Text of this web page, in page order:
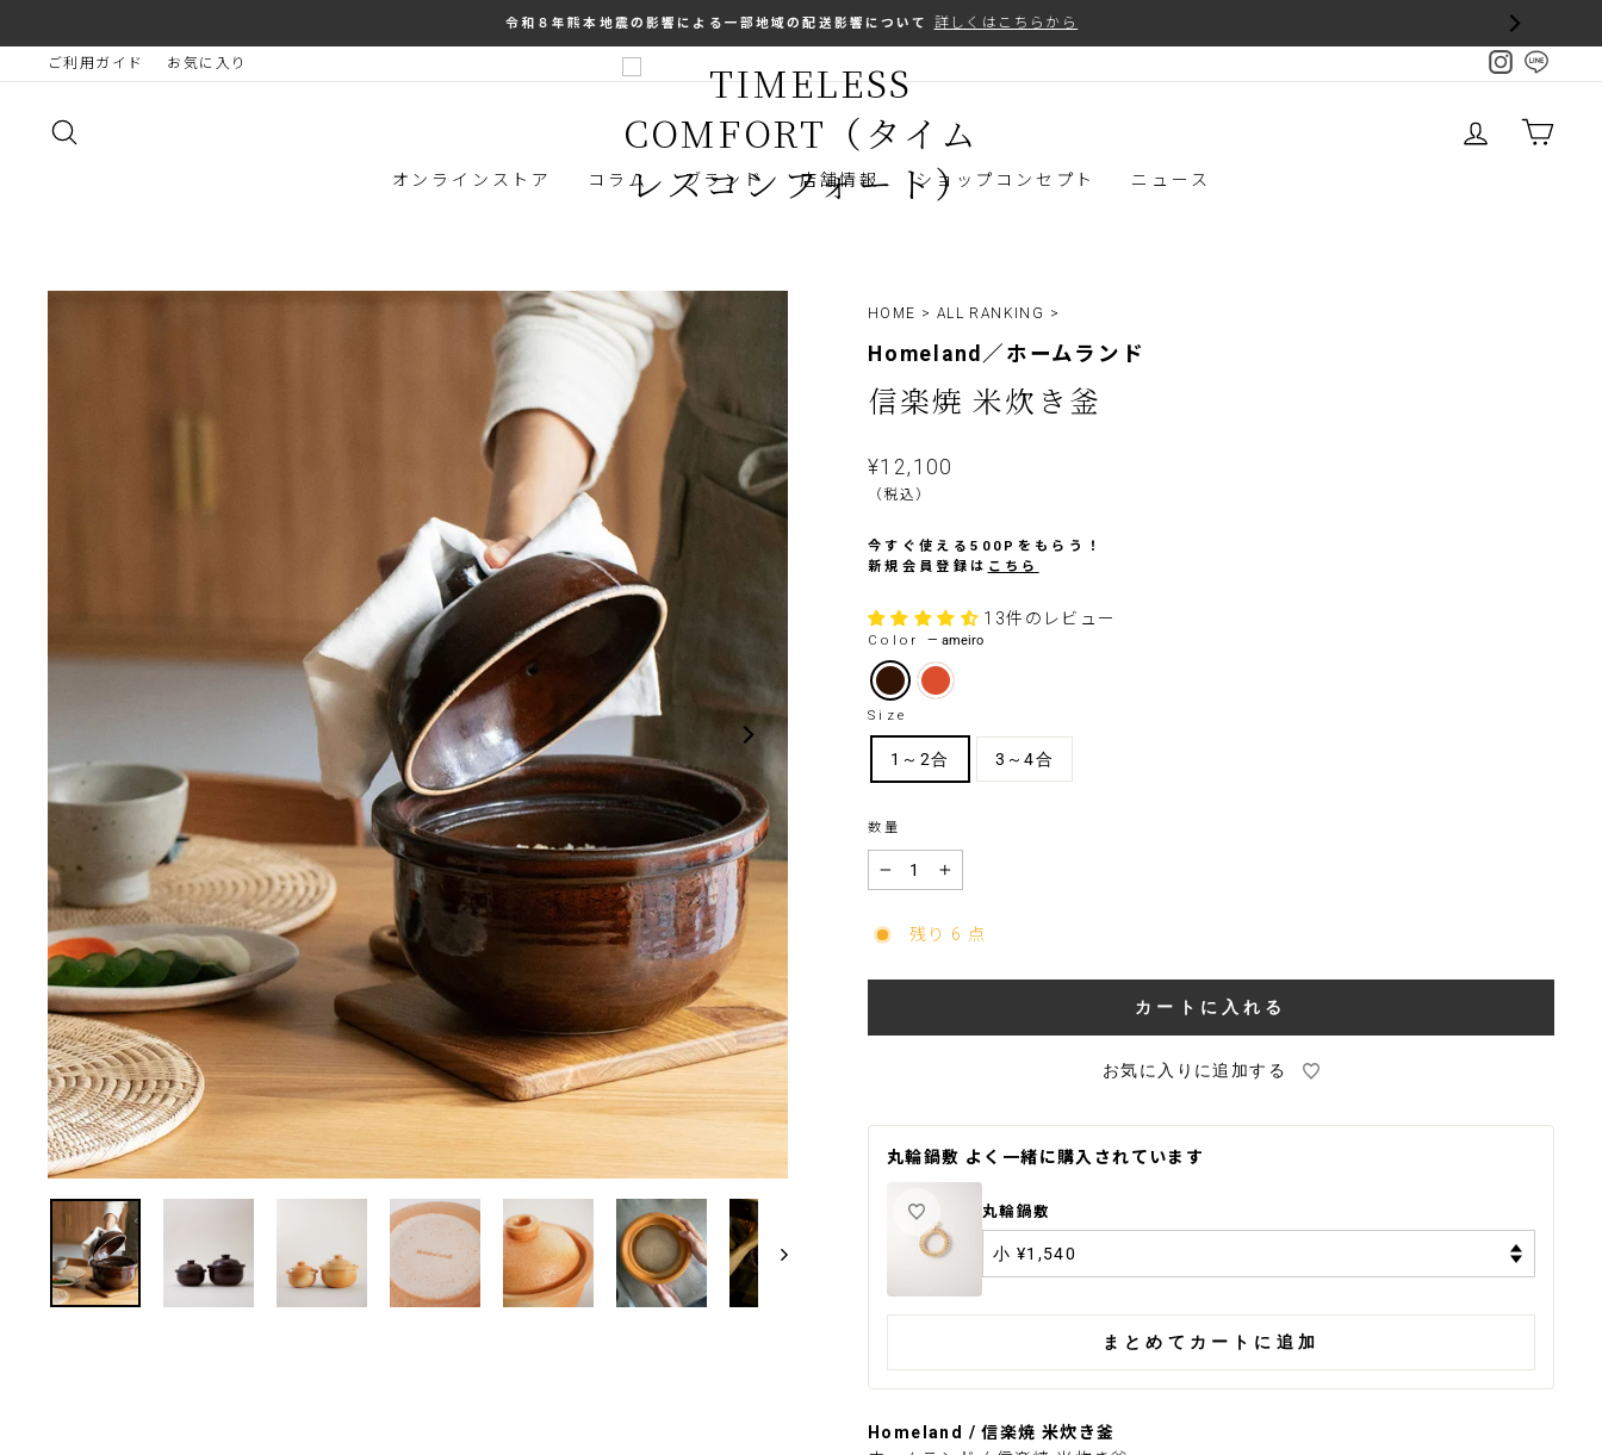
ス
ラ
ド
ョ
令和８年熊本地震の影響による一部地域の配送影響について 詳しくはこちらから
ご利用ガイド お気に入り Instagram
で
友
ログイン
オンラインストア コラム ブランド 店舗情報 ショップコンセプト ニュース
飴色 左から 1～2合 3～4合
HOME > ALL RANKING >
Homeland／ホームランド
信楽焼 米炊き釜
通
常
格
¥12,100
（税込）
今すぐ使える500Pをもらう！
新規会員登録は こちら
13件のレビュー
Color—ameiro
Size
1～2合 3～4合
数量
残り 6 点
カートに入れる
丸輪鍋敷 よく一緒に購入されています
丸輪鍋敷
まとめてカートに追加
Homeland / 信楽焼 米炊き釜